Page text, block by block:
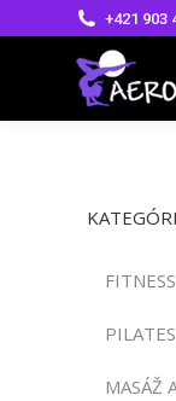
+421 903
FITNESS
MASÁŽ